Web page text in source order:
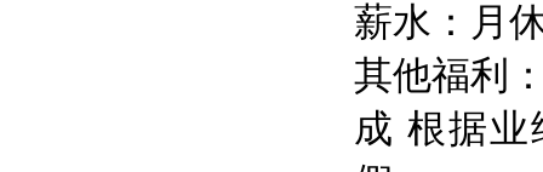
薪水：月
其他福利
成 根据业